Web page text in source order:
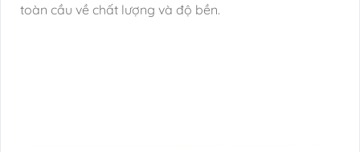
toàn cầu về chất lượng và độ bền.